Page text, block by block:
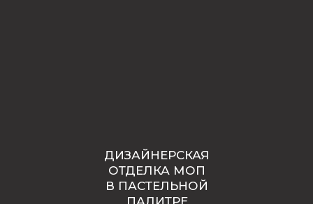
ДИЗАЙНЕРСКАЯ
ОТДЕЛКА МОП
В ПАСТЕЛЬНОЙ
ПАЛИТРЕ